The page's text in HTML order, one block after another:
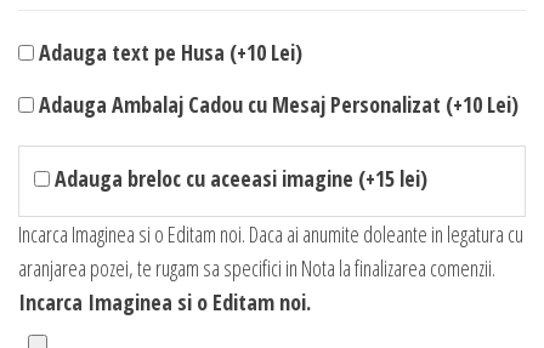
Adauga text pe Husa (+10 Lei)
Adauga Ambalaj Cadou cu Mesaj Personalizat (+10 Lei)
Adauga breloc cu aceeasi imagine (+15 lei)
Incarca Imaginea si o Editam noi. Daca ai anumite doleante in legatura cu
aranjarea pozei, te rugam sa specifici in Nota la finalizarea comenzii.
Incarca Imaginea si o Editam noi.